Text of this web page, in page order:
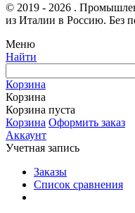
© 2019 - 2026 .
из Италии в Россию. Без
Меню
Найти
Корзина
Корзина
Корзина пуста
Корзина Оформить заказ
Аккаунт
Учетная запись
Заказы
Список сравнения